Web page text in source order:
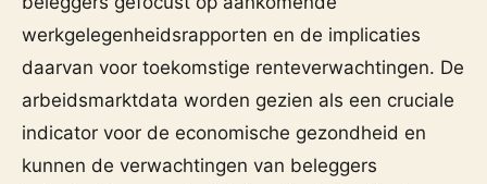
werkgelegenheidsrapporten en de implicaties
daarvan voor toekomstige renteverwachtingen. De
arbeidsmarktdata worden gezien als een cruciale
indicator voor de economische gezondheid en
kunnen de verwachtingen van beleggers